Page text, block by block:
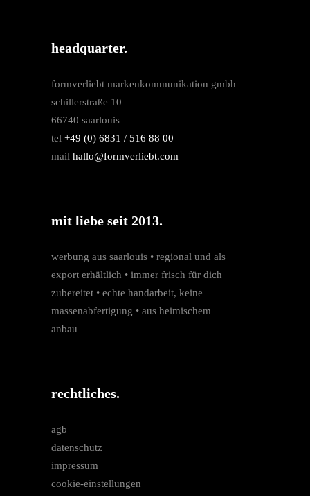
headquarter.
formverliebt markenkommunikation gmbh
schillerstraße 10
66740 saarlouis
tel +49 (0) 6831 / 516 88 00
mail hallo@formverliebt.com
mit liebe seit 2013.
werbung aus saarlouis • regio­nal und als
export erhältlich • immer frisch für dich
zubereitet • echte hand­arbeit, keine
massen­­abfertigung • aus heimischem
anbau
rechtliches.
agb
datenschutz
impressum
cookie-einstellungen